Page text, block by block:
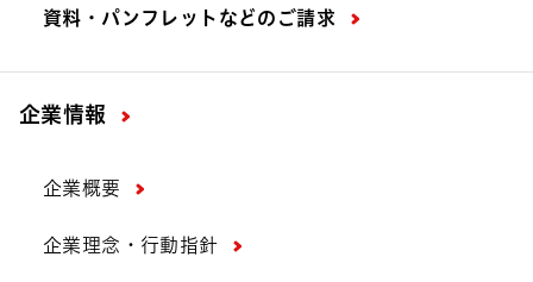
資料・パンフレットなどの ご請求
企業情報
企業概要
企業理念・行動指針